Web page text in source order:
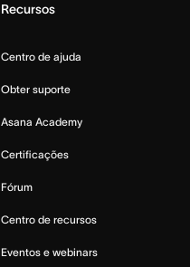
Recursos
Centro de ajuda
Obter suporte
Asana Academy
Certificações
Fórum
Centro de recursos
Eventos e webinars